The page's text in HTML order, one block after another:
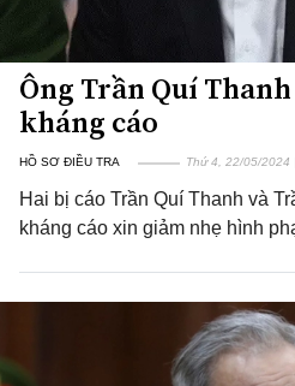
Ông Trần Quí
kháng cáo
HỒ SƠ ĐIỀU TRA Thứ 4, 22/05/2024
Hai bị cáo Trần Quí Thanh và
kháng cáo xin giảm nhẹ hình